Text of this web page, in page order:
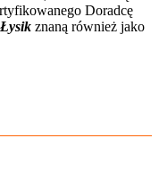
Doradcę
znaną również jako